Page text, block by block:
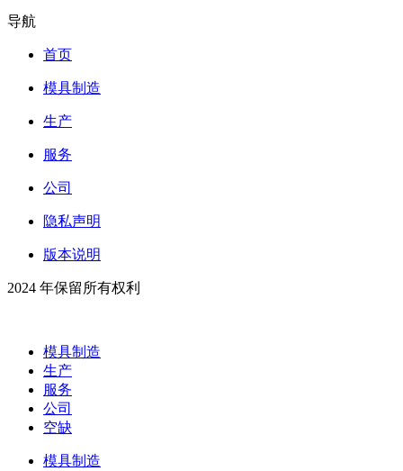
导航
首页
模具制造
生产
服务
公司
隐私声明
版本说明
2024 年保留所有权利
模具制造
生产
服务
公司
空缺
模具制造